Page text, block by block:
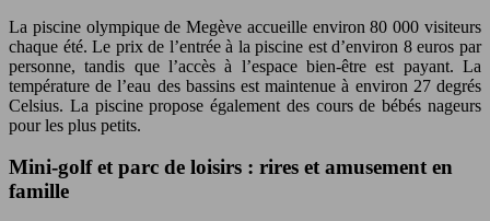
La piscine olympique de Megève accueille environ 80 000 visiteurs
chaque été. Le prix de l’entrée à la piscine est d’environ 8 euros par
personne, tandis que l’accès à l’espace bien-être est payant. La
température de l’eau des bassins est maintenue à environ 27 degrés
Celsius. La piscine propose également des cours de bébés nageurs
pour les plus petits.
Mini-golf et parc de loisirs : rires et amusement en
famille